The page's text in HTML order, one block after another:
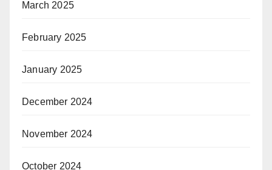
March 2025
February 2025
January 2025
December 2024
November 2024
October 2024